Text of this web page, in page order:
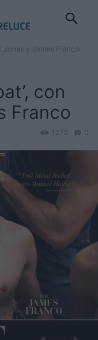
Jonas y James Franco
con
Franco
0
1272